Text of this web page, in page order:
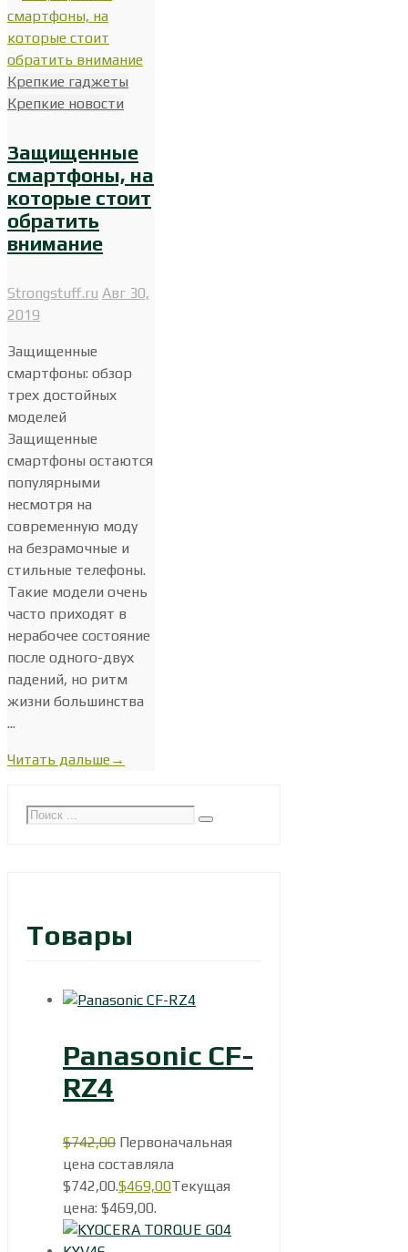
Крепкие гаджеты
Крепкие новости
Защищенные
смартфоны, на
которые стоит
обратить
внимание
Strongstuff.ru Авг 30,
2019
Защищенные
смартфоны: обзор
трех достойных
моделей
Защищенные
смартфоны остаются
популярными
несмотря на
современную моду
на безрамочные и
стильные телефоны.
Такие модели очень
часто приходят в
нерабочее состояние
после одного-двух
падений, но ритм
жизни большинства
...
Читать дальше→
Товары
Panasonic CF-
RZ4
$742,00 Первоначальная
цена составляла
$742,00.$469,00Текущая
цена: $469,00.